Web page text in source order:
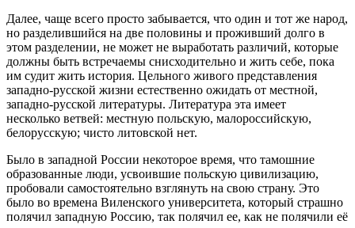
Далее, чаще всего просто забывается, что один и тот же народ,
но разделившийся на две половины и проживший долго в
этом разделении, не может не выработать различий, которые
должны быть встречаемы снисходительно и жить себе, пока
им судит жить история. Цельного живого представления
западно-русской жизни естественно ожидать от местной,
западно-русской литературы. Литература эта имеет
несколько ветвей: местную польскую, малороссийскую,
белорусскую; чисто литовской нет.
Было в западной России некоторое время, что тамошние
образованные люди, усвоившие польскую цивилизацию,
пробовали самостоятельно взглянуть на свою страну. Это
было во времена Виленского университета, который страшно
полячил западную Россию, так полячил ее, как не полячили её